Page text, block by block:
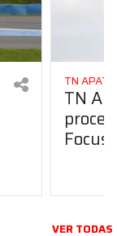
TN APAT
TN
Focus
VER TODAS